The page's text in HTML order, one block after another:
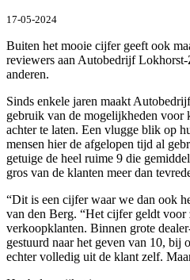
17-05-2024
Buiten het mooie cijfer geeft ook
reviewers aan Autobedrijf Lokhorst-
anderen.
Sinds enkele jaren maakt
gebruik van de mogelijkheden voor
achter te laten. Een vlugge blik op
mensen hier de afgelopen tijd al
getuige de heel ruime 9 die
gros van de klanten meer dan
“Dit is een cijfer waar we dan ook
van den Berg. “Het cijfer geldt voor
verkoopklanten. Binnen grote
gestuurd naar het geven van 10, bij
echter volledig uit de klant zelf.